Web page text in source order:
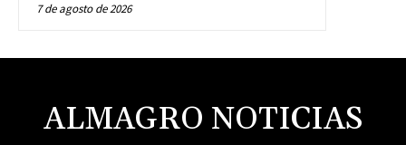
7 de agosto de 2026
ALMAGRO NOTICIAS